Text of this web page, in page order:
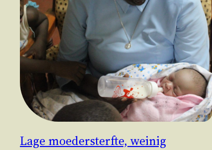
Lage moedersterfte, weinig